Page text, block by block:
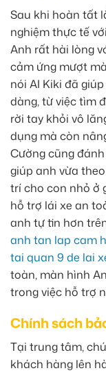
Sau khi hoàn tất
nghiệm thực tế
Anh rất hài lòng
cảm ứng mượt
nói AI Kiki đã
dàng, từ việc tìm
rời tay khỏi vô
dụng mà còn
Cường cũng
giúp anh vừa
trí cho con nhỏ ở
hỗ trợ lái xe an
anh tự tin hơn
anh tan lap cam
tai quan 9 de lai
toàn, màn hình
trong việc hỗ trợ
Chính sách
Tại trung tâm,
khách hàng lên